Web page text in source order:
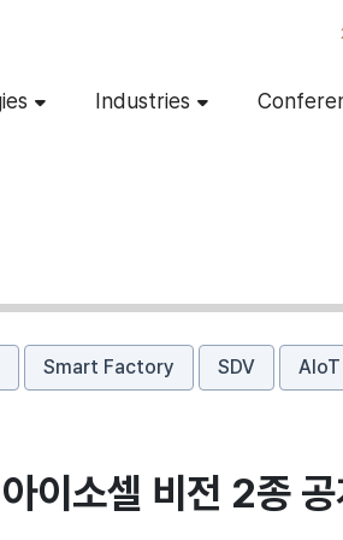
Industries
Smart Factory SDV AIoT
이소셀 비전 2종 공